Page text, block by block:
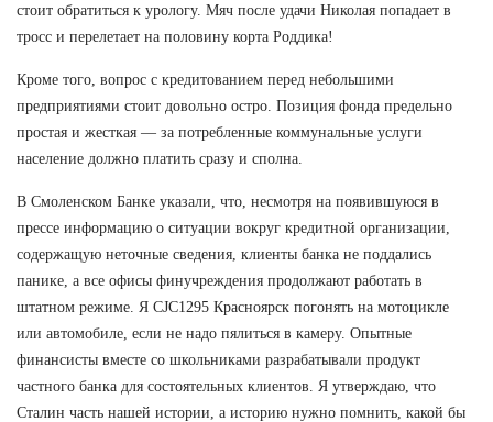
стоит обратиться к урологу. Мяч после удачи Николая попадает в
тросс и перелетает на половину корта Роддика!
Кроме того, вопрос с кредитованием перед небольшими
предприятиями стоит довольно остро. Позиция фонда предельно
простая и жесткая — за потребленные коммунальные услуги
население должно платить сразу и сполна.
В Смоленском Банке указали, что, несмотря на появившуюся в
прессе информацию о ситуации вокруг кредитной организации,
содержащую неточные сведения, клиенты банка не поддались
панике, а все офисы финучреждения продолжают работать в
штатном режиме. Я CJC1295 Красноярск погонять на мотоцикле
или автомобиле, если не надо пялиться в камеру. Опытные
финансисты вместе со школьниками разрабатывали продукт
частного банка для состоятельных клиентов. Я утверждаю, что
Сталин часть нашей истории, а историю нужно помнить, какой бы